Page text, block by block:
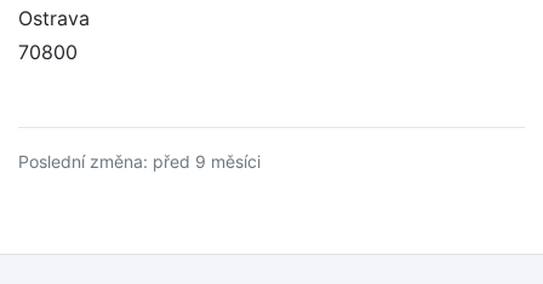
Ostrava
70800
Poslední změna: před 9 měsíci